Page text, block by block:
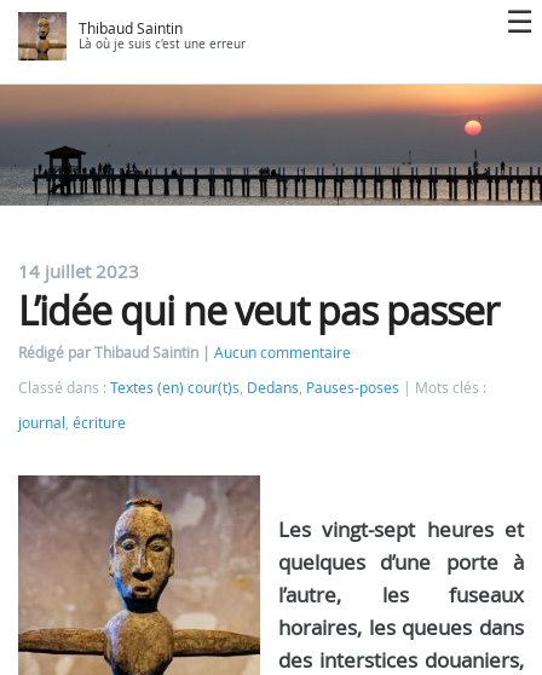
Thibaud Saintin
Là où je suis c'est une erreur
14 juillet 2023
L’idée qui ne veut pas passer
Rédigé par Thibaud Saintin
Aucun commentaire
Classé dans : Textes (en) cour(t)s, Dedans, Pauses-poses
Mots clés :
journal , écriture
Les vingt-sept heures et
quelques d’une porte à
l’autre, les fuseaux
horaires, les queues dans
des interstices douaniers,